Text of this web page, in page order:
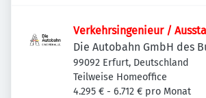
Verkehrsingenieur /
Die Autobahn GmbH des
99092 Erfurt, Deutschland
Teilweise Homeoffice
4.295 € - 6.712 € pro Monat